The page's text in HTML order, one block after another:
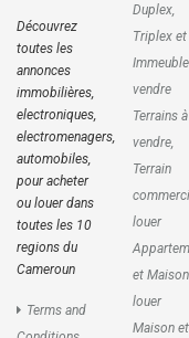
Découvrez
toutes les
annonces
immobilières,
electroniques,
electromenagers,
automobiles,
pour acheter
ou louer dans
toutes les 10
regions du
Cameroun
Terms and
Duplex,
Triplex et
vendre
Terrains à
vendre,
Terrain
louer
et
louer
Maison et